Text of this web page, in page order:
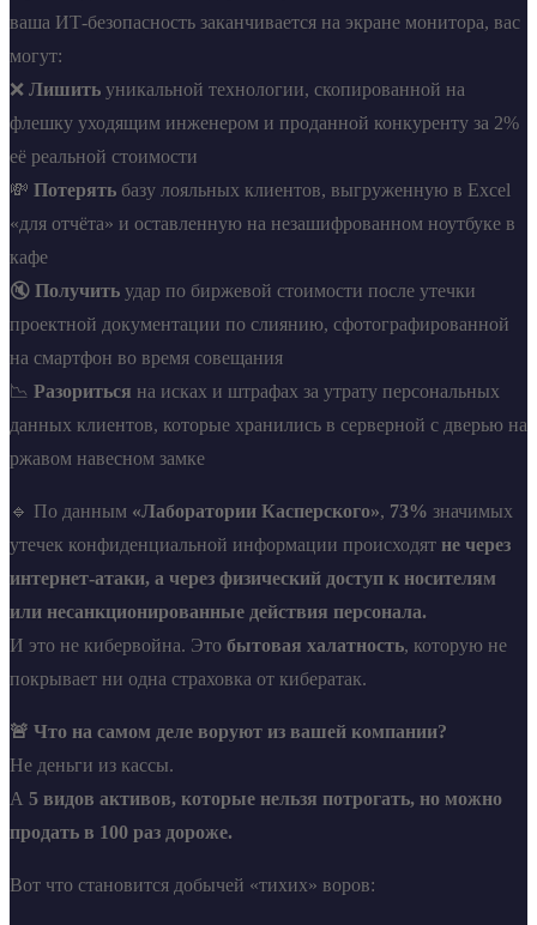
ваша ИТ-безопасность заканчивается на экране монитора, вас
могут:
❌ Лишить уникальной технологии, скопированной на
флешку уходящим инженером и проданной конкуренту за 2%
её реальной стоимости
💸 Потерять базу лояльных клиентов, выгруженную в Excel
«для отчёта» и оставленную на незашифрованном ноутбуке в
кафе
🔇 Получить удар по биржевой стоимости после утечки
проектной документации по слиянию, сфотографированной
на смартфон во время совещания
📉 Разориться на исках и штрафах за утрату персональных
данных клиентов, которые хранились в серверной с дверью на
ржавом навесном замке
🔹 По данным «Лаборатории Касперского», 73% значимых
утечек конфиденциальной информации происходят не через
интернет-атаки, а через физический доступ к носителям
или несанкционированные действия персонала.
И это не кибервойна. Это бытовая халатность, которую не
покрывает ни одна страховка от кибератак.
🚨 Что на самом деле воруют из вашей компании?
Не деньги из кассы.
А 5 видов активов, которые нельзя потрогать, но можно
продать в 100 раз дороже.
Вот что становится добычей «тихих» воров: